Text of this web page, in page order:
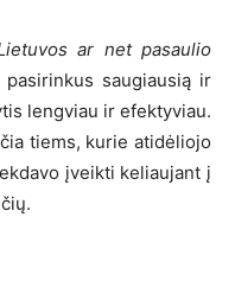
ar net pasaulio
saugiausią ir
lengviau ir efektyviau.
tiems, kurie atidėliojo
įveikti keliaujant į